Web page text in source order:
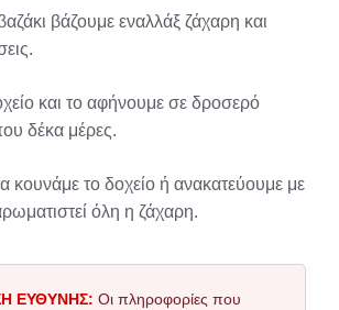
βάζουμε εναλλάξ ζάχαρη και
και το αφήνουμε σε δροσερό
δέκα μέρες.
κουνάμε το δοχείο ή ανακατεύουμε με
όλη η ζάχαρη.
ΕΥΘΥΝΗΣ: Οι πληροφορίες που